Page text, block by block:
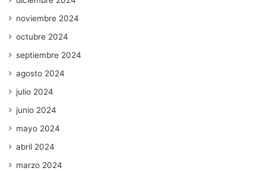
noviembre 2024
octubre 2024
septiembre 2024
agosto 2024
julio 2024
junio 2024
mayo 2024
abril 2024
marzo 2024